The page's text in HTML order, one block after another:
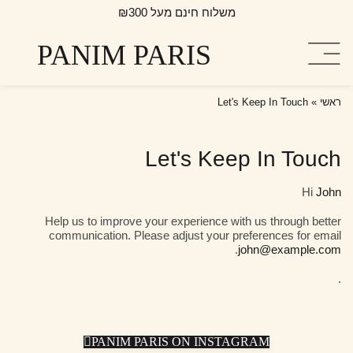
משלוח חינם מעל ₪300
PANIM PARIS
ראשי »
Let's Keep In Touch
Let's Keep In Touch
HiJohn
Help us to improve your experience with us through better
communication. Please adjust your preferences for email
john@example.com
.
.
PANIM PARIS ON INSTAGRAM